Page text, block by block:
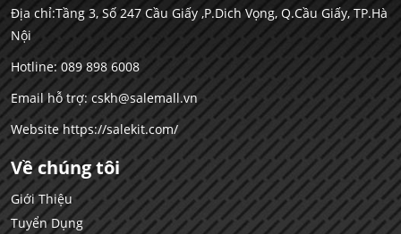
Địa chỉ:Tầng 3, Số 247 Cầu Giấy ,P.Dich Vọng, Q.Cầu Giấy, TP.Hà
Nội
Hotline: 089 898 6008
Email hỗ trợ:cskh@salemall.vn
Websitehttps://salekit.com/
Về chúng tôi
Giới Thiệu
Tuyển Dụng